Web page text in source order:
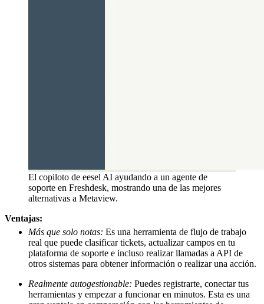
El copiloto de eesel AI ayudando a un agente de
soporte en Freshdesk, mostrando una de las mejores
alternativas a Metaview.
Ventajas:
Más que solo notas: Es una herramienta de flujo de trabajo
real que puede clasificar tickets, actualizar campos en tu
plataforma de soporte e incluso realizar llamadas a API de
otros sistemas para obtener información o realizar una acción.
Realmente autogestionable: Puedes registrarte, conectar tus
herramientas y empezar a funcionar en minutos. Esta es una